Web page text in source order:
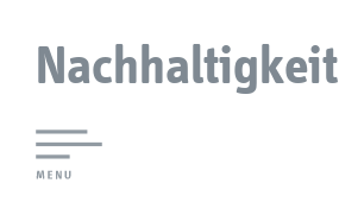
Nachhaltigkeit